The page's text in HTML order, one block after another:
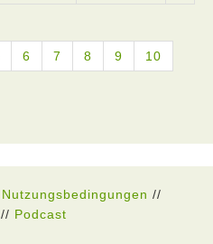
6 7 8 9 10
Nutzungsbedingungen //
// Podcast